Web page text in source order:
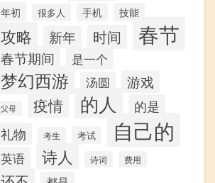
年初 很多人 手机 技能
攻略 新年 时间 春节
春节期间 是一个
梦幻西游 汤圆 游戏
父母 疫情 的人 的是
礼物 考生 考试 自己的
英语 诗人 诗词 费用